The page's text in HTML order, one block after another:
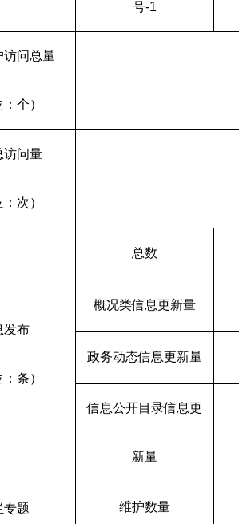
号-1
访问总量
：个）
访问量
：次）
发布
：条）
总数
概况类信息更新量
政务动态信息更新量
信息公开目录信息更
新量
专题 维护数量